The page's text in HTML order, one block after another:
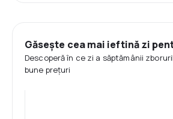
Găsește cea mai ieftină zi
Descoperă în ce zi a săptămânii
bune prețuri